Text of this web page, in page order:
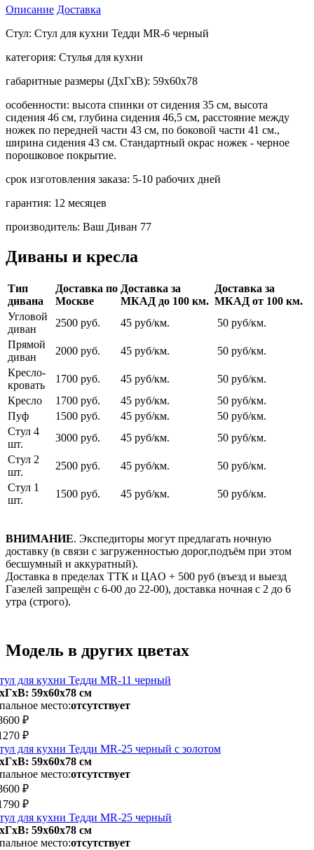
Описание Доставка
Стул: Стул для кухни Тедди MR-6 черный
категория: Стулья для кухни
габаритные размеры (ДхГхВ): 59х60х78
особенности: высота спинки от сидения 35 см, высота
сидения 46 см, глубина сидения 46,5 см, расстояние между
ножек по передней части 43 см, по боковой части 41 см.,
ширина сидения 43 см. Стандартный окрас ножек - черное
порошковое покрытие.
срок изготовления заказа: 5-10 рабочих дней
гарантия: 12 месяцев
производитель: Ваш Диван 77
Диваны и кресла
Тип
дивана
Доставка по
Москве
Доставка за
МКАД до 100 км.
Доставка за
МКАД от 100 км.
Угловой
диван
2500 руб. 45 руб/км.
50 руб/км.
Прямой
диван
2000 руб. 45 руб/км.
50 руб/км.
Кресло-
кровать
1700 руб. 45 руб/км.
50 руб/км.
Кресло
1700 руб. 45 руб/км.
50 руб/км.
Пуф
1500 руб. 45 руб/км.
50 руб/км.
Стул 4
шт.
3000 руб. 45 руб/км.
50 руб/км.
Стул 2
шт.
2500 руб. 45 руб/км.
50 руб/км.
Стул 1
шт.
1500 руб. 45 руб/км. 50 руб/км.
ВНИМАНИЕ. Экспедиторы могут предлагать ночную
доставку (в связи с загруженностью дорог,подъём при этом
бесшумный и аккуратный).
Доставка в пределах ТТК и ЦАO + 500 pуб (въезд и выезд
Газелей запрещён с 6-00 до 22-00), доставка ночная с 2 до 6
утра (строго).
Модель в других цветах
для кухни Тедди MR-11 черный
59х60x78 см
место:отсутствует
₽
₽
для кухни Тедди MR-25 черный с золотом
59х60x78 см
место:отсутствует
₽
₽
для кухни Тедди MR-25 черный
59х60x78 см
место:отсутствует